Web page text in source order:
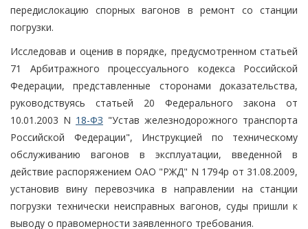
передислокацию спорных вагонов в ремонт со станции
погрузки.
Исследовав и оценив в порядке, предусмотренном статьей
71 Арбитражного процессуального кодекса Российской
Федерации, представленные сторонами доказательства,
руководствуясь статьей 20 Федерального закона от
10.01.2003 N 18-ФЗ "Устав железнодорожного транспорта
Российской Федерации", Инструкцией по техническому
обслуживанию вагонов в эксплуатации, введенной в
действие распоряжением ОАО "РЖД" N 1794р от 31.08.2009,
установив вину перевозчика в направлении на станции
погрузки технически неисправных вагонов, суды пришли к
выводу о правомерности заявленного требования.